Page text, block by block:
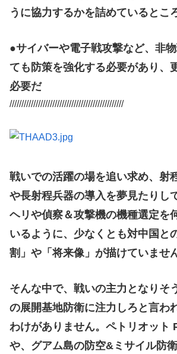
うに協力するかを詰めているとこ
●サイバーや電子戦攻撃など、非
ても防策を強化する必要があり、
必要だ
////////////////////////////////////////////////
戦いでの活躍の場を追い求め、射
や長射程兵器の導入を夢見たりし
ヘリや偵察＆攻撃機の機種選定を
いるように、少なくとも対中国と
割」や「将来像」が描けていませ
そんな中で、戦いの主力となりそ
の展開基地防衛に注力しろと言わ
わけがありません。ペトリオット
や、グアム島の防空&ミサイル防